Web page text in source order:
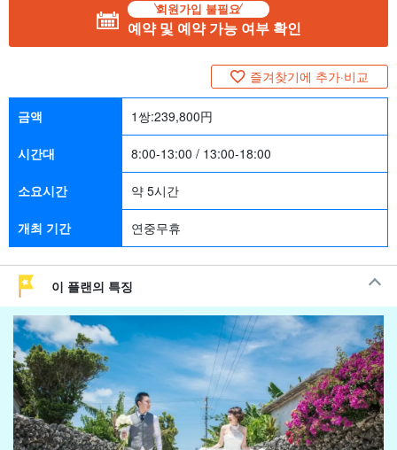
회원가입 불필요
예약 및 예약 가능 여부 확인
즐겨찾기에 추가·비교
금액 1쌍:239,800円
시간대 8:00-13:00 / 13:00-18:00
소요시간 약 5시간
개최 기간 연중무휴
이 플랜의 특징